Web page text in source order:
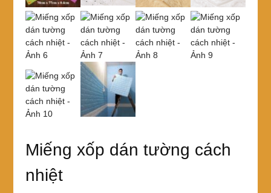
Miếng xốp dán tường cách
nhiệt